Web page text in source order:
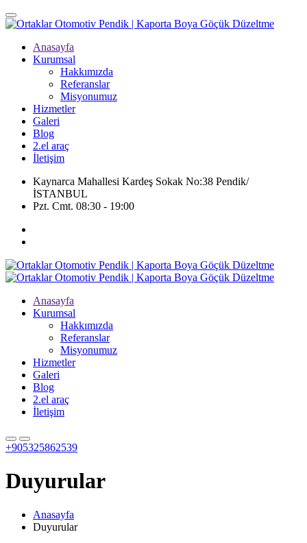
Anasayfa
Kurumsal
Hakkımızda
Referanslar
Misyonumuz
Hizmetler
Galeri
Blog
2.el araç
İletişim
Kaynarca Mahallesi Kardeş Sokak No:38 Pendik/
İSTANBUL
Pzt. Cmt. 08:30 - 19:00
Anasayfa
Kurumsal
Hakkımızda
Referanslar
Misyonumuz
Hizmetler
Galeri
Blog
2.el araç
İletişim
+905325862539
Duyurular
Anasayfa
Duyurular